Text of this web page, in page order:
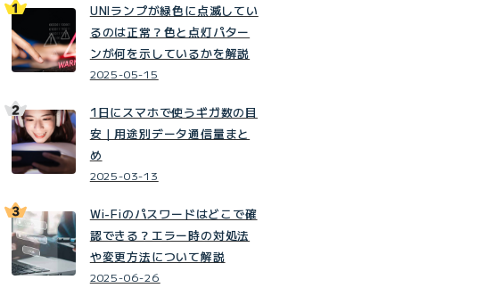
UNIランプが緑色に点滅してい
るのは正常？色と点灯パター
ンが何を示しているかを解説
2025-05-15
1日にスマホで使うギガ数の目
安｜用途別データ通信量まと
め
2025-03-13
Wi-Fiのパスワードはどこで確
認できる？エラー時の対処法
や変更方法について解説
2025-06-26